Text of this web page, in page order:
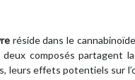
réside dans le
composés partagent
leurs effets potentiels sur